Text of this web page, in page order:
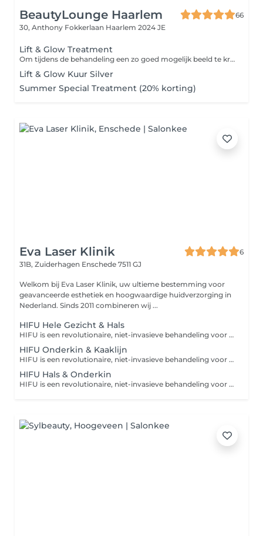
BeautyLounge Haarlem
66
30, Anthony Fokkerlaan Haarlem 2024 JE
Lift & Glow Treatment
Om tijdens de behandeling een zo goed mogelijk beeld te krijgen van de conditie van je huid in onze Observé-camera, willen we je vragen als het lukt, om zonder make-up en zonder crème naar de afspraak te komen. Gebruik op de dag van de behandeling ook graag geen producten met SPF. Verder is het handig als je jouw huidige skincare routine of gebruikte producten meeneemt of opschrijft. Zo kunnen we beter zien wat wel en niet werkt voor jouw huid, en de behandeling perfect op jou afstemmen. Tot snel bij BeautyLounge!
Lift & Glow Kuur Silver
Summer Special Treatment (20% korting)
Eva Laser Klinik
6
31B, Zuiderhagen Enschede 7511 GJ
Welkom bij Eva Laser Klinik, uw ultieme bestemming voor
geavanceerde esthetiek en hoogwaardige huidverzorging in
Nederland. Sinds 2011 combineren wij ...
HIFU Hele Gezicht & Hals
HIFU is een revolutionaire, niet-invasieve behandeling voor een natuurlijke facelift en diepe huidverstraking. Dankzij hoogtechnologische ultrasone geluidsgolven wordt de collageenproductie gestimuleerd. Geniet van een strakke, jeugdige huid zonder snijden!
HIFU Onderkin & Kaaklijn
HIFU is een revolutionaire, niet-invasieve behandeling voor een natuurlijke facelift en diepe huidverstraking. Dankzij hoogtechnologische ultrasone geluidsgolven wordt de collageenproductie gestimuleerd. Geniet van een strakke, jeugdige huid zonder snijden!
HIFU Hals & Onderkin
HIFU is een revolutionaire, niet-invasieve behandeling voor een natuurlijke facelift en diepe huidverstraking. Dankzij hoogtechnologische ultrasone geluidsgolven wordt de collageenproductie gestimuleerd. Geniet van een strakke, jeugdige huid zonder snijden!